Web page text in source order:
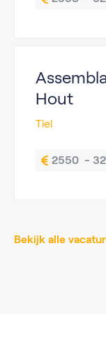
Hout
Tiel
2550  -
Bekijk alle